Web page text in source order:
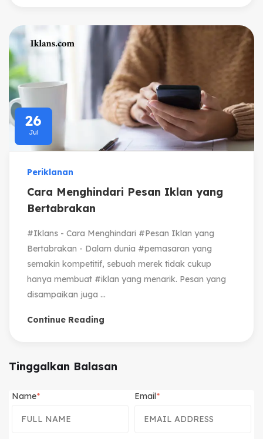
26
Jul
Periklanan
Cara Menghindari Pesan Iklan yang
Bertabrakan
#Iklans - Cara Menghindari #Pesan Iklan yang
Bertabrakan - Dalam dunia #pemasaran yang
semakin kompetitif, sebuah merek tidak cukup
hanya membuat #iklan yang menarik. Pesan yang
disampaikan juga ...
Continue Reading
Tinggalkan Balasan
Name Email